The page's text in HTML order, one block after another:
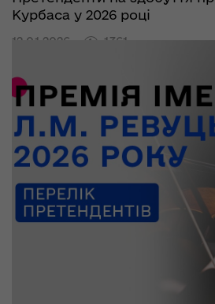
Курбаса у 2026 році
12.01.2026 1361